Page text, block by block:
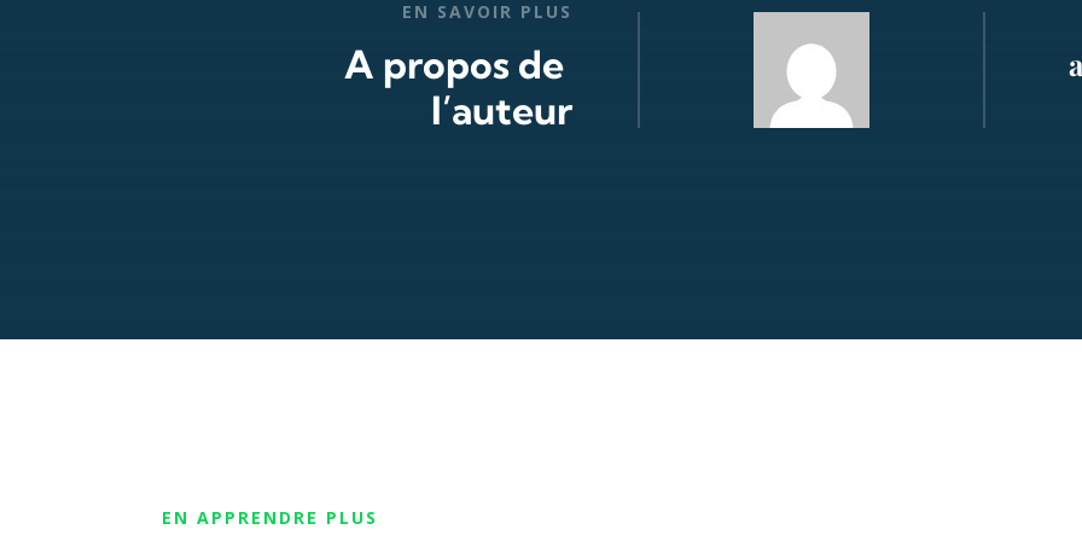
EN SAVOIR PLUS
A propos de
l’auteur
EN APPRENDRE PLUS